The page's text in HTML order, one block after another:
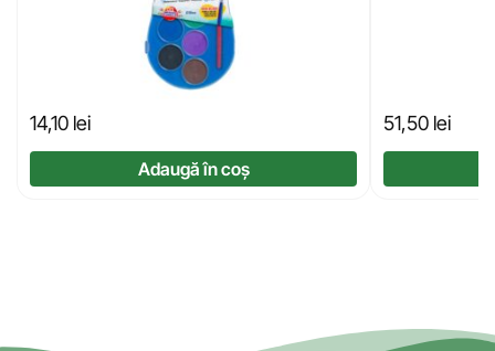
14,10 lei
Adaugă în coș
51,50 lei